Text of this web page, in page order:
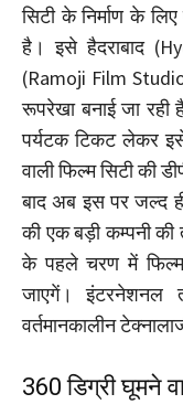
सिटी के निर्माण के
है। इसे हैदराबाद
(Ramoji Film
रूपरेखा बनाई जा रही
पर्यटक टिकट लेकर
वाली फिल्म सिटी की
बाद अब इस पर जल्द
की एक बड़ी कम्पनी की
के पहले चरण में फिल्म
जाएगें। इंटरनेशनल
वर्तमानकालीन
360 डिग्री घूमने